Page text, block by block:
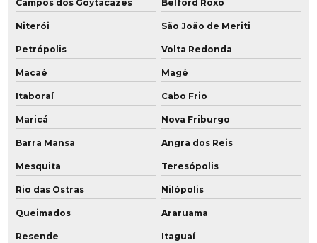
Empresa de roldana em poliuretano sob medida
Empresa de roldana em pu baixa dureza
Fábrica de buchas de poliuretano
Fábrica de chapa de pu
Fábrica de chapas de poliuretano
Fábrica placa poliuretano
Fábrica de placa de pu
Campos dos Goytacazes Belford Roxo
Niterói São João de Meriti
Petrópolis Volta Redonda
Macaé Magé
Itaboraí Cabo Frio
Maricá Nova Friburgo
Barra Mansa Angra dos Reis
Mesquita Teresópolis
Rio das Ostras Nilópolis
Queimados Araruama
Resende Itaguaí